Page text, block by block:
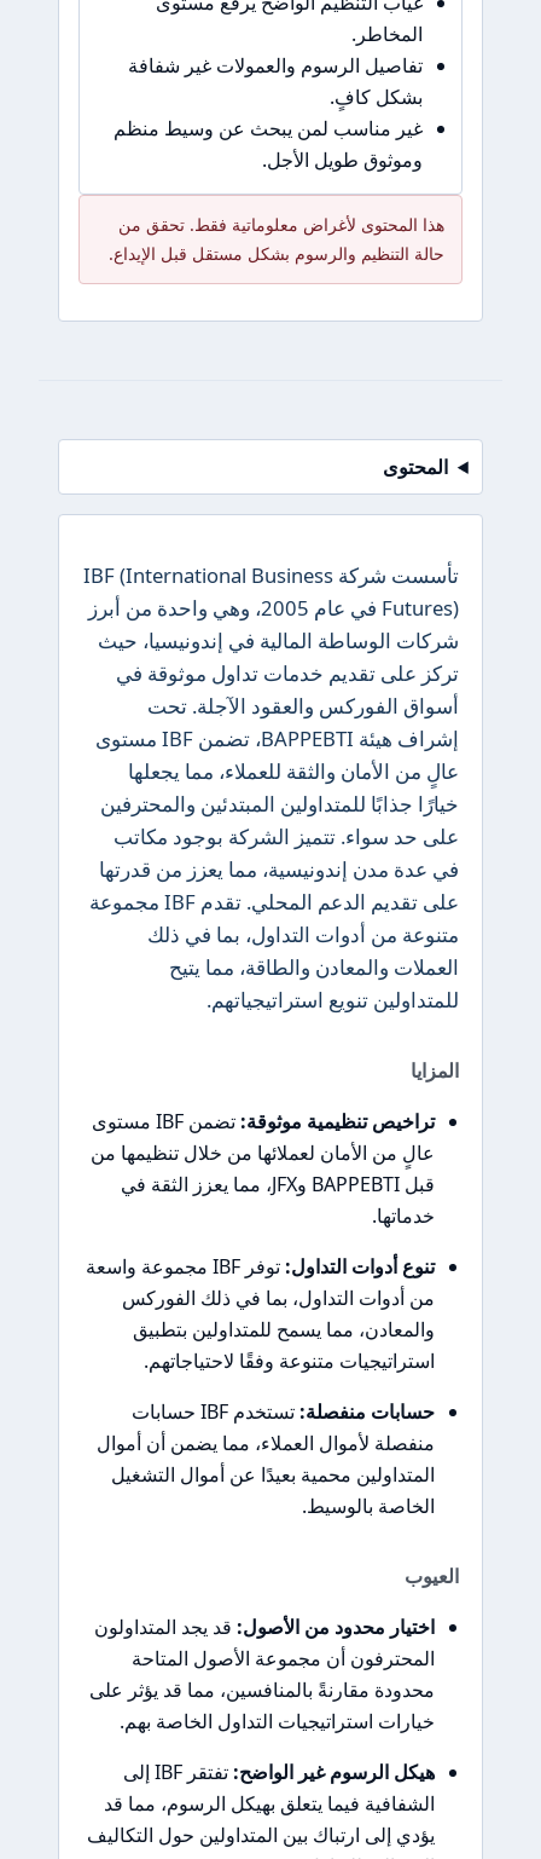
المخاطر.
تفاصيل الرسوم والعمولات غير شفافة
بشكل كافٍ.
غير مناسب لمن يبحث عن وسيط منظم
وموثوق طويل الأجل.
هذا المحتوى لأغراض معلوماتية فقط. تحقق من
حالة التنظيم والرسوم بشكل مستقل قبل الإيداع.
المحتوى
تأسست شركة IBF (International Business
Futures) في عام 2005، وهي واحدة من أبرز
شركات الوساطة المالية في إندونيسيا، حيث
تركز على تقديم خدمات تداول موثوقة في
أسواق الفوركس والعقود الآجلة. تحت
إشراف هيئة BAPPEBTI، تضمن IBF مستوى
عالٍ من الأمان والثقة للعملاء، مما يجعلها
خيارًا جذابًا للمتداولين المبتدئين والمحترفين
على حد سواء. تتميز الشركة بوجود مكاتب
في عدة مدن إندونيسية، مما يعزز من قدرتها
على تقديم الدعم المحلي. تقدم IBF مجموعة
متنوعة من أدوات التداول، بما في ذلك
العملات والمعادن والطاقة، مما يتيح
للمتداولين تنويع استراتيجياتهم.
المزايا
تراخيص تنظيمية موثوقة:
تضمن IBF مستوى
عالٍ من الأمان لعملائها من خلال تنظيمها من
قبل BAPPEBTI وJFX، مما يعزز الثقة في
خدماتها.
تنوع أدوات التداول:
توفر IBF مجموعة واسعة
من أدوات التداول، بما في ذلك الفوركس
والمعادن، مما يسمح للمتداولين بتطبيق
استراتيجيات متنوعة وفقًا لاحتياجاتهم.
حسابات منفصلة:
تستخدم IBF حسابات
منفصلة لأموال العملاء، مما يضمن أن أموال
المتداولين محمية بعيدًا عن أموال التشغيل
الخاصة بالوسيط.
العيوب
اختيار محدود من الأصول: قد يجد المتداولون
المحترفون أن مجموعة الأصول المتاحة
محدودة مقارنةً بالمنافسين، مما قد يؤثر على
خيارات استراتيجيات التداول الخاصة بهم.
هيكل الرسوم غير الواضح:
تفتقر IBF إلى
الشفافية فيما يتعلق بهيكل الرسوم، مما قد
يؤدي إلى ارتباك بين المتداولين حول التكاليف